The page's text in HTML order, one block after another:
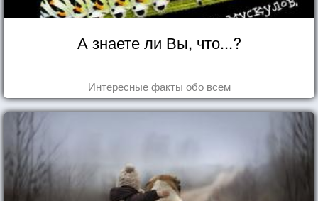
А знаете ли Вы, что...?
Интересные факты обо всем